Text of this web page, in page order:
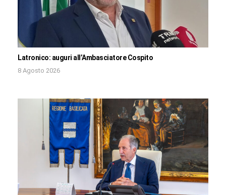
Latronico: auguri all’Ambasciatore Cospito
8 Agosto 2026